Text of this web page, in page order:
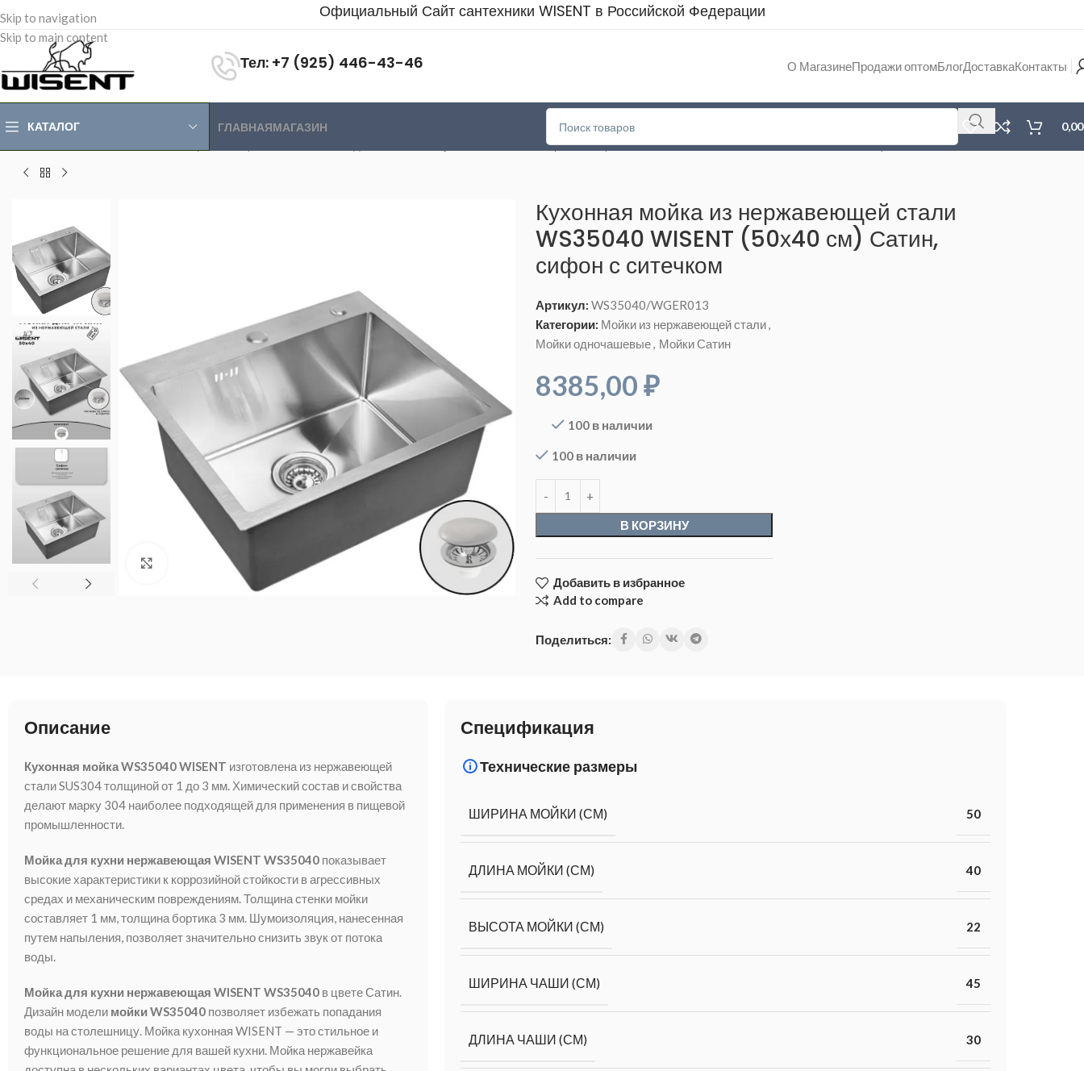
Skip to navigation
Skip to main content
Официальный Сайт сантехники WISENT в Российской Федерации
Тел: +7 (925) 446-43-46 О МагазинеПродажи оптомБлогДоставкаКонтакты
КАТАЛОГ ГЛАВНАЯМАГАЗИН
Кухонная мойка из нержавеющей стали WS35040 WISENT (50х40 см) Сатин, сифон с ситечком
Нажмите, чтобы увеличить
Кухонная мойка из нержавеющей стали
WS35040 WISENT (50х40 см) Сатин,
сифон с ситечком
Артикул:WS35040/WGER013
Категории: Мойки из нержавеющей стали
Мойки одночашевые
Мойки Сатин
8385,00₽
100 в наличии
100 в наличии
В КОРЗИНУ
Добавить в избранное
Add to compare
Поделиться:
Описание
Кухонная мойка WS35040 WISENT изготовлена из нержавеющей
стали SUS304 толщиной от 1 до 3 мм. Химический состав и свойства
делают марку 304 наиболее подходящей для применения в пищевой
промышленности.
Мойка для кухни нержавеющая WISENT WS35040 показывает
высокие характеристики к коррозийной стойкости в агрессивных
средах и механическим повреждениям. Толщина стенки мойки
составляет 1 мм, толщина бортика 3 мм. Шумоизоляция, нанесенная
путем напыления, позволяет значительно снизить звук от потока
воды.
Мойка для кухни нержавеющая WISENT WS35040 в цвете Сатин.
Дизайн модели мойки WS35040 позволяет избежать попадания
воды на столешницу. Мойка кухонная WISENT — это стильное и
функциональное решение для вашей кухни. Мойка нержавейка
Спецификация
Технические размеры
ШИРИНА МОЙКИ (СМ) 50
ДЛИНА МОЙКИ (СМ) 40
ВЫСОТА МОЙКИ (СМ) 22
ШИРИНА ЧАШИ (СМ) 45
ДЛИНА ЧАШИ (СМ) 30